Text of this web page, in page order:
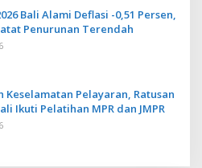
Alami Deflasi -0,51 Persen,
Penurunan Terendah
Keselamatan Pelayaran, Ratusan
Ikuti Pelatihan MPR dan JMPR